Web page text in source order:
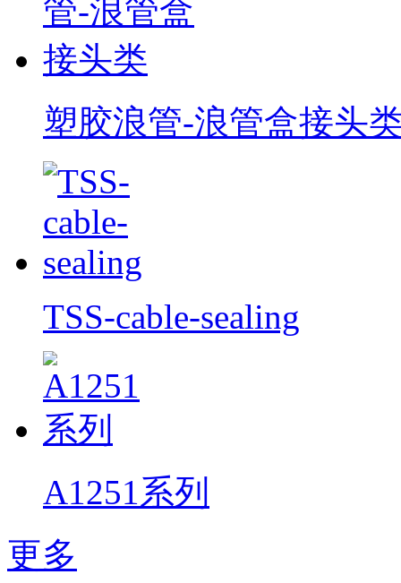
塑胶浪管-浪管盒接头
TSS-cable-sealing
A1251系列
更多